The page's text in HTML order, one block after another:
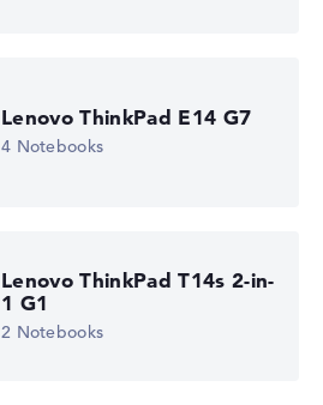
Lenovo ThinkPad E14 G7
4 Notebooks
Lenovo ThinkPad T14s 2-in-
1 G1
2 Notebooks